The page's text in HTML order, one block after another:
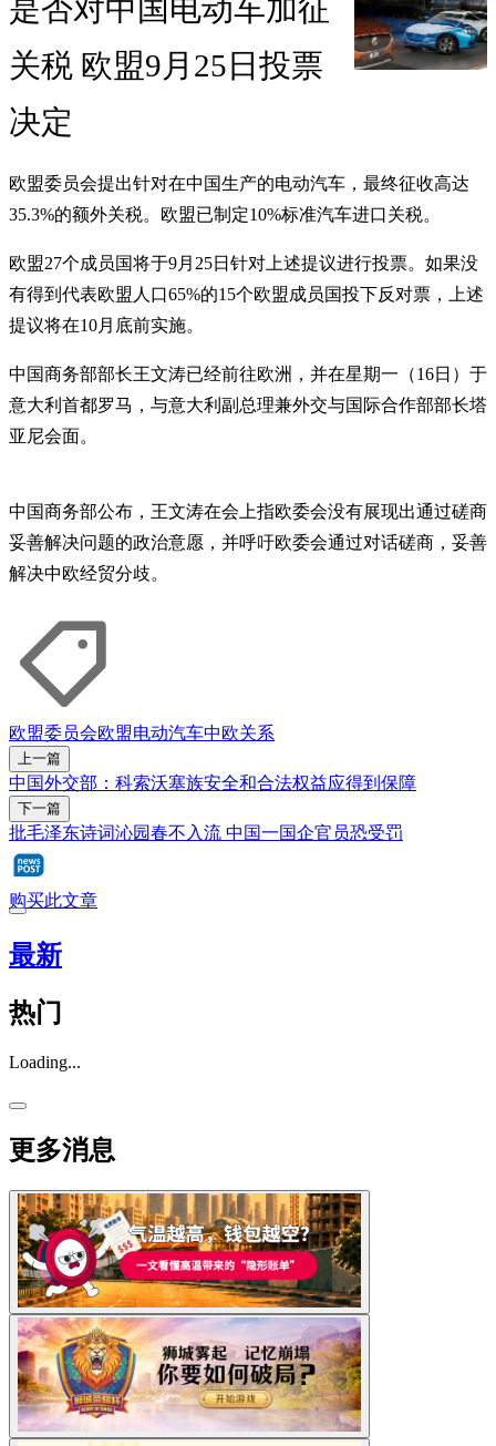
是否对中国电动车加征
关税 欧盟9月25日投票
决定
欧盟委员会提出针对在中国生产的电动汽车，最终征收高达
35.3%的额外关税。欧盟已制定10%标准汽车进口关税。
欧盟27个成员国将于9月25日针对上述提议进行投票。如果没
有得到代表欧盟人口65%的15个欧盟成员国投下反对票，上述
提议将在10月底前实施。
中国商务部部长王文涛已经前往欧洲，并在星期一（16日）于
意大利首都罗马，与意大利副总理兼外交与国际合作部部长塔
亚尼会面。
中国商务部公布，王文涛在会上指欧委会没有展现出通过磋商
妥善解决问题的政治意愿，并呼吁欧委会通过对话磋商，妥善
解决中欧经贸分歧。
欧盟委员会欧盟电动汽车中欧关系
上一篇
中国外交部：科索沃塞族安全和合法权益应得到保障
下一篇
批毛泽东诗词沁园春不入流 中国一国企官员恐受罚
购买此文章
最新
热门
Loading...
更多消息